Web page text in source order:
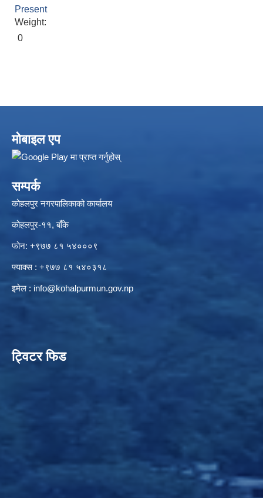
Present
Weight:
0
मोबाइल एप
सम्पर्क
कोहलपुर नगरपालिकाको कार्यालय
कोहलपुर-११, बाँके
फोन: +९७७ ८१ ५४०००९
फ्याक्स : +९७७ ८१ ५४०३१८
इमेल : info@kohalpurmun.gov.np
ट्विटर फिड